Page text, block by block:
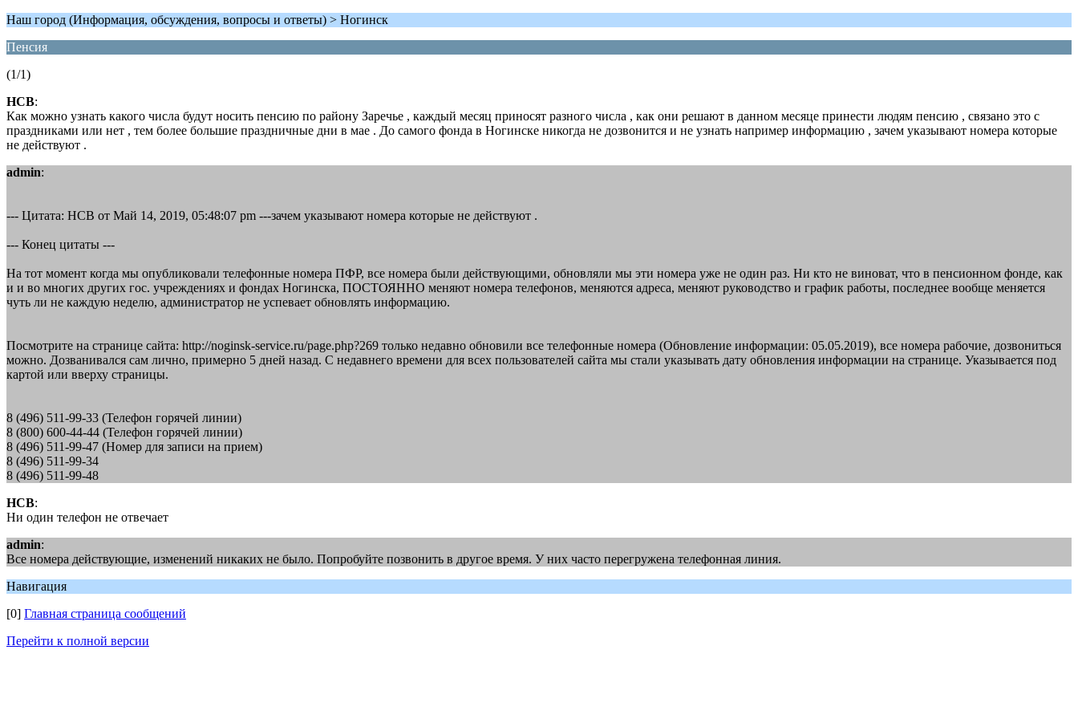
Наш город (Информация, обсуждения, вопросы и ответы) > Ногинск
Пенсия
(1/1)
НСВ:
Как можно узнать какого числа будут носить пенсию по району Заречье , каждый месяц приносят разного числа , как они решают в данном месяце принести людям пенсию , связано это с
праздниками или нет , тем более большие праздничные дни в мае . До самого фонда в Ногинске никогда не дозвонится и не узнать например информацию , зачем указывают номера которые
не действуют .
admin:
--- Цитата: НСВ от Май 14, 2019, 05:48:07 pm ---зачем указывают номера которые не действуют .
--- Конец цитаты ---
На тот момент когда мы опубликовали телефонные номера ПФР, все номера были действующими, обновляли мы эти номера уже не один раз. Ни кто не виноват, что в пенсионном фонде, как
и и во многих других гос. учреждениях и фондах Ногинска, ПОСТОЯННО меняют номера телефонов, меняются адреса, меняют руководство и график работы, последнее вообще меняется
чуть ли не каждую неделю, администратор не успевает обновлять информацию.
Посмотрите на странице сайта: http://noginsk-service.ru/page.php?269 только недавно обновили все телефонные номера (Обновление информации: 05.05.2019), все номера рабочие, дозвониться
можно. Дозванивался сам лично, примерно 5 дней назад. С недавнего времени для всех пользователей сайта мы стали указывать дату обновления информации на странице. Указывается под
картой или вверху страницы.
8 (496) 511-99-33 (Телефон горячей линии)
8 (800) 600-44-44 (Телефон горячей линии)
8 (496) 511-99-47 (Номер для записи на прием)
8 (496) 511-99-34
8 (496) 511-99-48
НСВ:
Ни один телефон не отвечает
admin:
Все номера действующие, изменений никаких не было. Попробуйте позвонить в другое время. У них часто перегружена телефонная линия.
Навигация
[0] Главная страница сообщений
Перейти к полной версии